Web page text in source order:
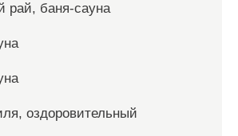
рай, баня-сауна
оздоровительный